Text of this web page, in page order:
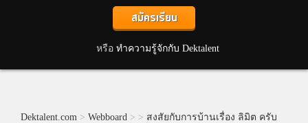
สมัครเรียน
หรือ ทำความรู้จักกับ Dektalent
Dektalent.com > Webboard > > สงสัยกับการบ้านเรื่อง ลิมิต ครับ